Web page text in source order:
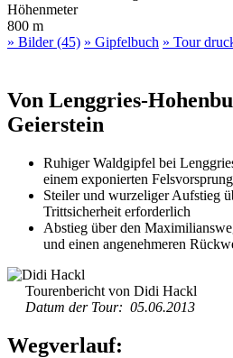
Höhenmeter
800 m
» Bilder (45) » Gipfelbuch » Tour
Von Lenggries-
Geierstein
Ruhiger Waldgipfel bei
einem exponierten Felsvorsprung
Steiler und wurzeliger Aufstieg
Trittsicherheit erforderlich
Abstieg über den
und einen angenehmeren
Tourenbericht von Didi Hackl
Datum der Tour: 05.06.2013
Wegverlauf: